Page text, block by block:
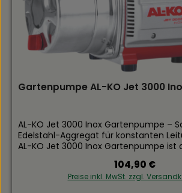
Gartenpumpe AL-KO Jet 3000
AL-KO Jet 3000 Inox Gartenpumpe –
Edelstahl-Aggregat für konstanten
AL-KO Jet 3000 Inox Gartenpumpe ist
Wasserförderung aus Brunnen,
Regenspeichern. Ihre zuverlässige
Regulärer Preis:
104,90 €
Preise inkl. MwSt. zzgl.